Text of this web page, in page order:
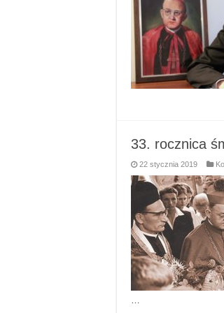
33. rocznica
22 stycznia 2019
…